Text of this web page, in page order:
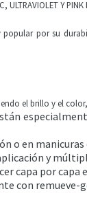
Y PINK
por su
el brillo y el
o en
y
capa por
con remueve-